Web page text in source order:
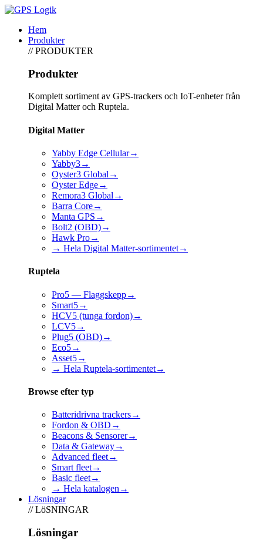
Hem
Produkter
// PRODUKTER
Produkter
Komplett sortiment av GPS-trackers och IoT-enheter från
Digital Matter och Ruptela.
Digital Matter
Yabby Edge Cellular→
Yabby3→
Oyster3 Global →
Oyster Edge→
Remora3 Global →
Barra Core→
Manta GPS →
Bolt2 (OBD)→
Hawk Pro→
→ Hela Digital Matter-sortimentet→
Ruptela
Pro5 — Flaggskepp→
Smart5→
HCV5 (tunga fordon)→
LCV5→
Plug5 (OBD)→
Eco5→
Asset5→
→ Hela Ruptela-sortimentet→
Browse efter typ
Batteridrivna trackers→
Fordon & OBD →
Beacons & Sensorer→
Data & Gateway→
Advanced fleet→
Smart fleet→
Basic fleet→
→ Hela katalogen →
Lösningar
// LöSNINGAR
Lösningar